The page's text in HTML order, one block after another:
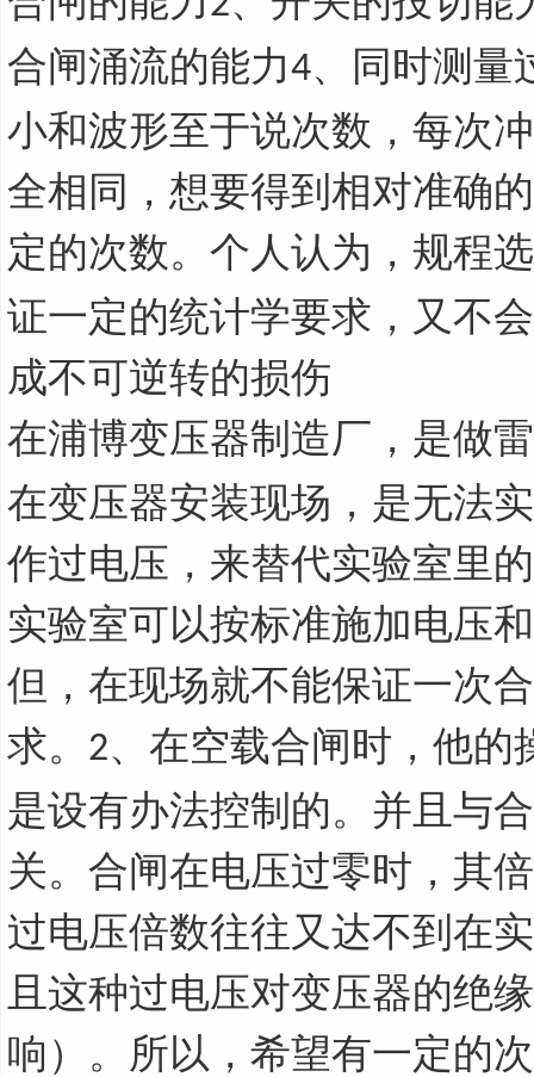
合闸涌流的能力4、同时测量
小和波形至于说次数，每次
全相同，想要得到相对准确
定的次数。个人认为，规程
证一定的统计学要求，又不
成不可逆转的损伤
在浦博变压器制造厂，是做
在变压器安装现场，是无法
作过电压，来替代实验室里
实验室可以按标准施加电压
但，在现场就不能保证一次
求。 2、在空载合闸时，他的
是设有办法控制的。并且与
关。合闸在电压过零时，其
过电压倍数往往又达不到在
且这种过电压对变压器的绝
响）。所以，希望有一定的